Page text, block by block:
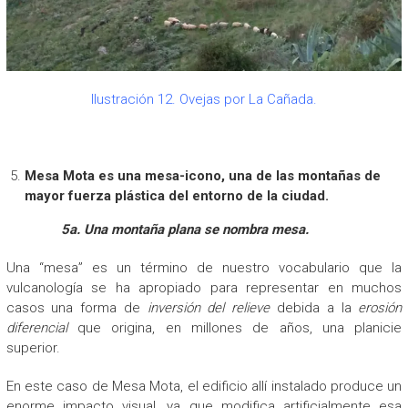
Ilustración 12. Ovejas por La Cañada.
Mesa Mota es una mesa-icono, una de las montañas de
mayor fuerza plástica del entorno de la ciudad.
5a. Una montaña plana se nombra mesa.
Una “mesa” es un término de nuestro vocabulario que la
vulcanología se ha apropiado para representar en muchos
casos una forma de inversión del relieve debida a la erosión
diferencial que origina, en millones de años, una planicie
superior.
En este caso de Mesa Mota, el edificio allí instalado produce un